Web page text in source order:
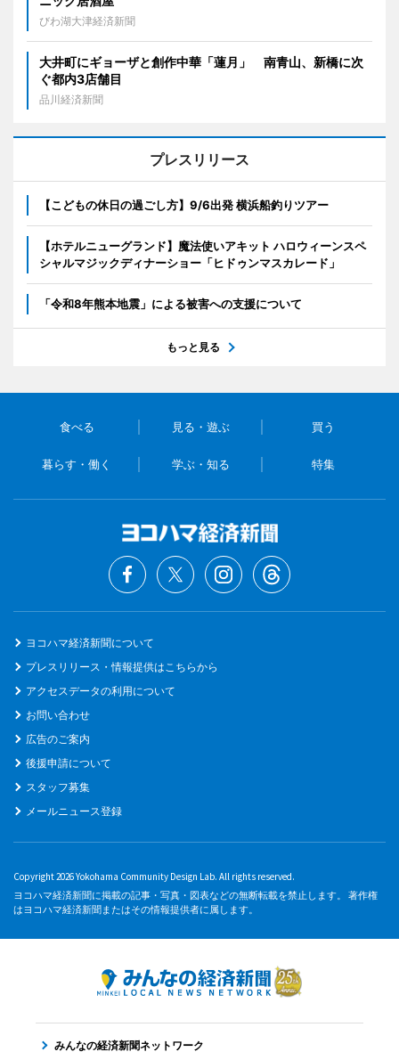
びわ湖大津経済新聞
大井町にギョーザと創作中華「蓮月」 南青山、新橋に次
ぐ都内3店舗目
品川経済新聞
プレスリリース
【こどもの休日の過ごし方】9/6出発 横浜船釣りツアー
【ホテルニューグランド】魔法使いアキット ハロウィーンスペ
シャルマジックディナーショー「ヒドゥンマスカレード」
「令和8年熊本地震」による被害への支援について
もっと見る
食べる 見る・遊ぶ 買う
暮らす・働く 学ぶ・知る 特集
ヨコハマ経済新聞について
プレスリリース・情報提供はこちらから
アクセスデータの利用について
お問い合わせ
広告のご案内
後援申請について
スタッフ募集
メールニュース登録
Copyright 2026 Yokohama Community Design Lab. All rights reserved.
ヨコハマ経済新聞に掲載の記事・写真・図表などの無断転載を禁止します。 著作権
はヨコハマ経済新聞またはその情報提供者に属します。
みんなの経済新聞ネットワーク